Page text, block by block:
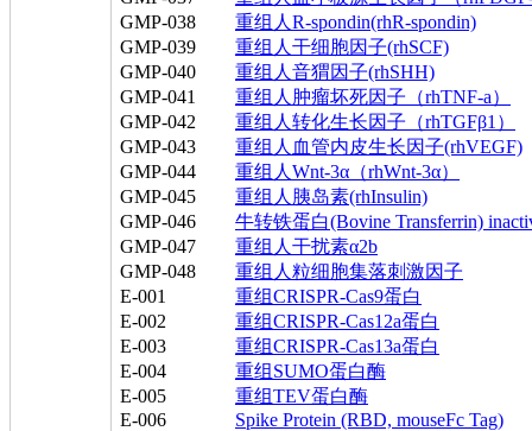
GMP-038
重组人R-spondin(rhR-spondin)
GMP-039
重组人干细胞因子(rhSCF)
GMP-040
重组人音猬因子(rhSHH)
GMP-041
重组人肿瘤坏死因子（rhTNF-a）
GMP-042
重组人转化生长因子（rhTGFβ1）
GMP-043
重组人血管内皮生长因子(rhVEGF)
GMP-044
重组人Wnt-3α（rhWnt-3α）
GMP-045
重组人胰岛素(rhInsulin)
GMP-046
牛转铁蛋白(Bovine Transferrin)
GMP-047
重组人干扰素α2b
GMP-048
重组人粒细胞集落刺激因子
E-001
重组CRISPR-Cas9蛋白
E-002
重组CRISPR-Cas12a蛋白
E-003
重组CRISPR-Cas13a蛋白
E-004
重组SUMO蛋白酶
E-005
重组TEV蛋白酶
E-006
Spike Protein (RBD, mouseFc Tag)